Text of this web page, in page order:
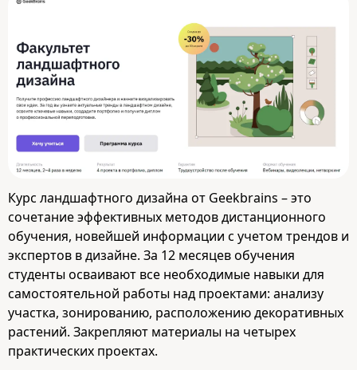
Курс ландшафтного дизайна от Geekbrains – это
сочетание эффективных методов дистанционного
обучения, новейшей информации с учетом трендов и
экспертов в дизайне. За 12 месяцев обучения
студенты осваивают все необходимые навыки для
самостоятельной работы над проектами: анализу
участка, зонированию, расположению декоративных
растений. Закрепляют материалы на четырех
практических проектах.